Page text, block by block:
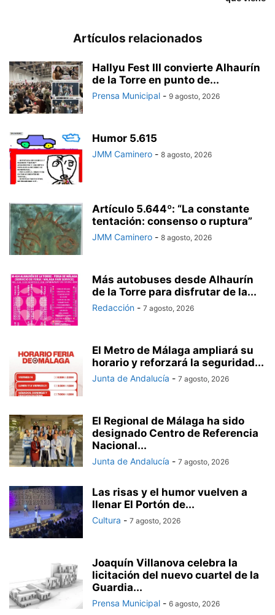
Artículos relacionados
Hallyu Fest III convierte Alhaurín
de la Torre en punto de...
Prensa Municipal - 9 agosto, 2026
Humor 5.615
JMM Caminero - 8 agosto, 2026
Artículo 5.644º: “La constante
tentación: consenso o ruptura”
JMM Caminero - 8 agosto, 2026
Más autobuses desde Alhaurín
de la Torre para disfrutar de la...
Redacción - 7 agosto, 2026
El Metro de Málaga ampliará su
horario y reforzará la seguridad...
Junta de Andalucía - 7 agosto, 2026
El Regional de Málaga ha sido
designado Centro de Referencia
Nacional...
Junta de Andalucía - 7 agosto, 2026
Las risas y el humor vuelven a
llenar El Portón de...
Cultura - 7 agosto, 2026
Joaquín Villanova celebra la
licitación del nuevo cuartel de la
Guardia...
Prensa Municipal - 6 agosto, 2026